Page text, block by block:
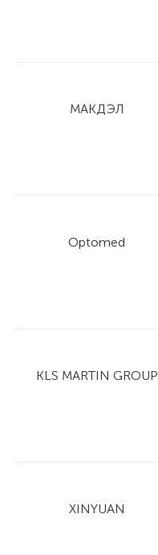
МАКДЭЛ
Optomed
KLS MARTIN GROUP
XINYUAN